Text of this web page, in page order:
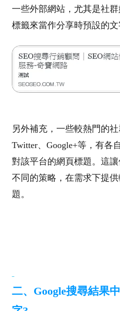
一些外部網站，尤其是社
標籤來當作分享時預設的文
另外補充，一些較熱門的社
Twitter、Google+等，有各
對該平台的網頁標題。這
不同的策略，在需求下提
題。
二、Google搜尋結果